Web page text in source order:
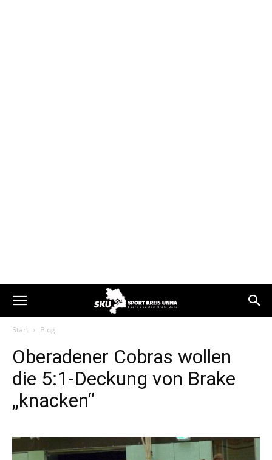
Start Blog
Oberadener Cobras wollen
die 5:1-Deckung von Brake
„knacken“